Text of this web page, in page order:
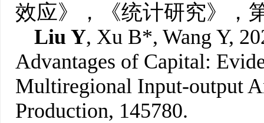
效应》，《统计研究》，
Liu Y, Xu B*, Wang Y,
Advantages of Capital:
Multiregional Input-output
Production, 145780.